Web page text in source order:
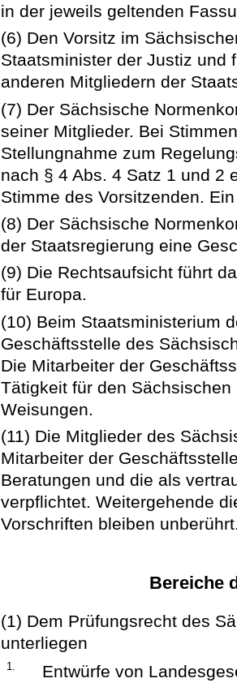
in der jeweils geltenden
(6) Den Vorsitz im
Staatsminister der Justiz und
anderen Mitgliedern der
(7) Der Sächsische
seiner Mitglieder. Bei
Stellungnahme zum
nach § 4 Abs. 4 Satz 1 und 2
Stimme des Vorsitzenden.
(8) Der Sächsische
der Staatsregierung eine
(9) Die Rechtsaufsicht führt
für Europa.
(10) Beim Staatsministerium
Geschäftsstelle des
Die Mitarbeiter der
Tätigkeit für den
Weisungen.
(11) Die Mitglieder des
Mitarbeiter der
Beratungen und die als
verpflichtet. Weitergehende
Vorschriften bleiben
Bereiche
(1) Dem Prüfungsrecht des
unterliegen
1.
Entwürfe von